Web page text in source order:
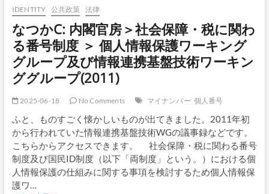
ィ
関
連
ニ
ュ
ー
（6
18
版）
IDENTITY 公共政策 法律
なつかC: 内閣官房＞社会保障・税に関わ
る番号制度 ＞ 個人情報保護ワーキング
グループ及び情報連携基盤技術ワーキン
ググループ(2011)
2025-06-18 No Comments マイナンバー 個人番号
ふと、ものすごく懐かしいものが出てきました。2011年初
から行われていた情報連携基盤技術WGの議事録などです。
こちらからアクセスできます。 社会保障・税に関わる番号
制度及び国民ID制度（以下「両制度」という。）における個
人情報保護の仕組みに関する事項を検討するため個人情報保
護ワ…